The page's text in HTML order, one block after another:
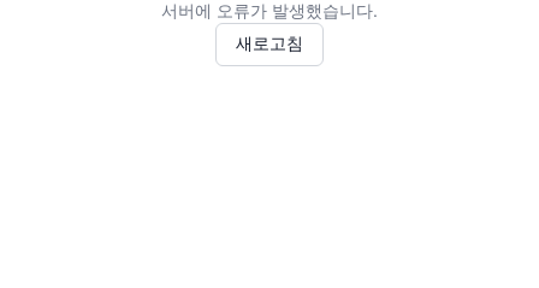
서버에 오류가 발생했습니다.
새로고침